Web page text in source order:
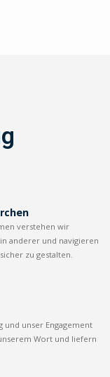
verstehen wir
anderer und navigieren
zu gestalten.
und unser Engagement
Wort und liefern